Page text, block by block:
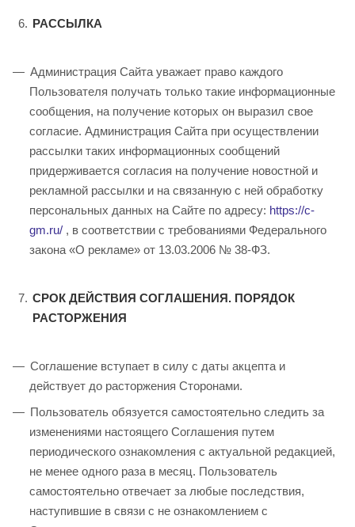
РАССЫЛКА
Администрация Сайта уважает право каждого
Пользователя получать только такие информационные
сообщения, на получение которых он выразил свое
согласие. Администрация Сайта при осуществлении
рассылки таких информационных сообщений
придерживается согласия на получение новостной и
рекламной рассылки и на связанную с ней обработку
персональных данных на Сайте по адресу: https://c-
gm.ru/ , в соответствии с требованиями Федерального
закона «О рекламе» от 13.03.2006 № 38-ФЗ.
СРОК ДЕЙСТВИЯ СОГЛАШЕНИЯ. ПОРЯДОК
РАСТОРЖЕНИЯ
Соглашение вступает в силу с даты акцепта и
действует до расторжения Сторонами.
Пользователь обязуется самостоятельно следить за
изменениями настоящего Соглашения путем
периодического ознакомления с актуальной редакцией,
не менее одного раза в месяц. Пользователь
самостоятельно отвечает за любые последствия,
наступившие в связи с не ознакомлением с